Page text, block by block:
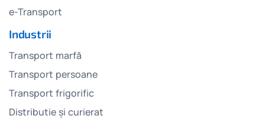
e-Transport
Industrii
Transport marfă
Transport persoane
Transport frigorific
Distributie și curierat